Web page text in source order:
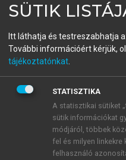
fiókoddal,vagy
A regisztráció után a
BELÉPÉS SAJÁT
ÚJ FIÓK
1 óra díjmentes
SÜTIK
Itt láthatja és testreszabhatja
További információért kérjük,
tájékoztatónkat
STATISZTIKA
A statisztikai sütiket
sütik információkat
módjáról, többek
fel és milyen
felhasználó